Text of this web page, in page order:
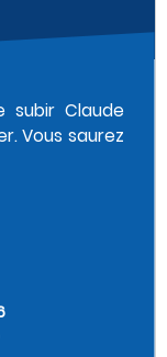
subir Claude
Vous saurez